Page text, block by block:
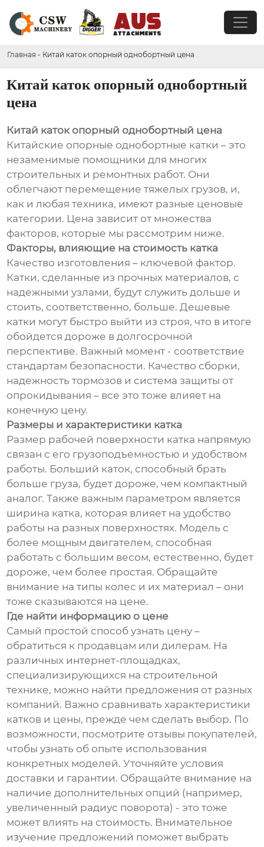
Главная - Китай каток опорный однобортный цена
Китай каток опорный однобортный
цена
Китай каток опорный однобортный цена
Китайские опорные однобортные катки – это
незаменимые помощники для многих
строительных и ремонтных работ. Они
облегчают перемещение тяжелых грузов, и,
как и любая техника, имеют разные ценовые
категории. Цена зависит от множества
факторов, которые мы рассмотрим ниже.
Факторы, влияющие на стоимость катка
Качество изготовления – ключевой фактор.
Катки, сделанные из прочных материалов, с
надежными узлами, будут служить дольше и
стоить, соответственно, больше. Дешевые
катки могут быстро выйти из строя, что в итоге
обойдется дороже в долгосрочной
перспективе. Важный момент - соответствие
стандартам безопасности. Качество сборки,
надежность тормозов и система защиты от
опрокидывания – все это тоже влияет на
конечную цену.
Размеры и характеристики катка
Размер рабочей поверхности катка напрямую
связан с его грузоподъемностью и удобством
работы. Больший каток, способный брать
больше груза, будет дороже, чем компактный
аналог. Также важным параметром является
ширина катка, которая влияет на удобство
работы на разных поверхностях. Модель с
более мощным двигателем, способная
работать с большим весом, естественно, будет
дороже, чем более простая. Обращайте
внимание на типы колес и их материал – они
тоже сказываются на цене.
Где найти информацию о цене
Самый простой способ узнать цену –
обратиться к продавцам или дилерам. На
различных интернет-площадках,
специализирующихся на строительной
технике, можно найти предложения от разных
компаний. Важно сравнивать характеристики
катков и цены, прежде чем сделать выбор. По
возможности, посмотрите отзывы покупателей,
чтобы узнать об опыте использования
конкретных моделей. Уточняйте условия
доставки и гарантии. Обращайте внимание на
наличие дополнительных опций (например,
увеличенный радиус поворота) - это тоже
может влиять на стоимость. Внимательное
изучение предложений поможет выбрать